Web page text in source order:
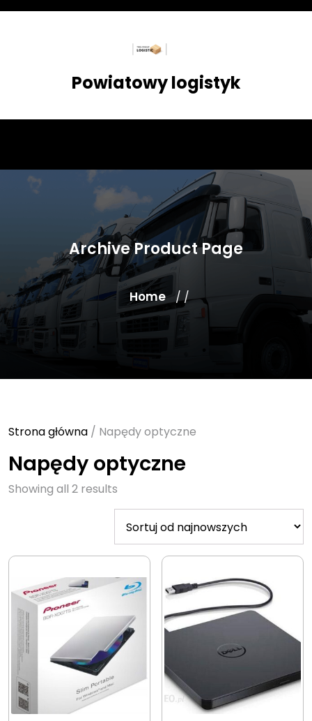
Skip
Powiatowy logistyk
Archive Product Page
Home / /
Strona główna / Napędy optyczne
Napędy optyczne
Showing all 2 results
by
latest